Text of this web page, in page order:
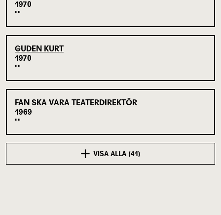
1970
GUDEN KURT
1970
FAN SKA VARA TEATERDIREKTÖR
1969
VISA ALLA (41)